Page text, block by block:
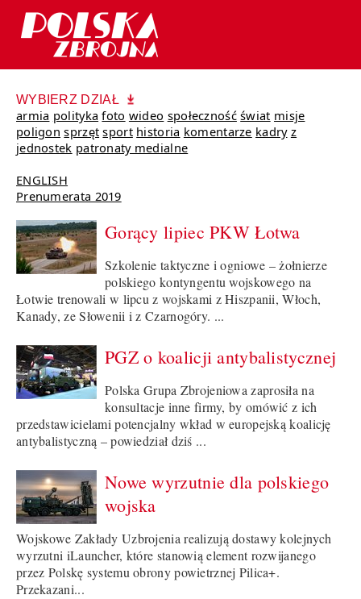
WYBIERZ DZIAŁ
armia polityka foto wideo społeczność świat misje
poligon sprzęt sport historia komentarze kadry z
jednostek patronaty medialne
ENGLISH
Prenumerata 2019
Gorący lipiec PKW Łotwa
Szkolenie taktyczne i ogniowe – żołnierze
polskiego kontyngentu wojskowego na
Łotwie trenowali w lipcu z wojskami z Hiszpanii, Włoch,
Kanady, ze Słowenii i z Czarnogóry. ...
PGZ o koalicji antybalistycznej
Polska Grupa Zbrojeniowa zaprosiła na
konsultacje inne firmy, by omówić z ich
przedstawicielami potencjalny wkład w europejską koalicję
antybalistyczną – powiedział dziś ...
Nowe wyrzutnie dla polskiego
wojska
Wojskowe Zakłady Uzbrojenia realizują dostawy kolejnych
wyrzutni iLauncher, które stanowią element rozwijanego
przez Polskę systemu obrony powietrznej Pilica+.
Przekazani...